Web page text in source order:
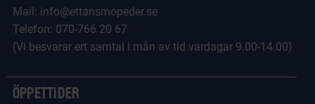
Mail: info@ettansmopeder.se
Telefon: 070-766 20 67
(Vi besvarar ert samtal i mån av tid vardagar 9.00-14.00)
Öppettider